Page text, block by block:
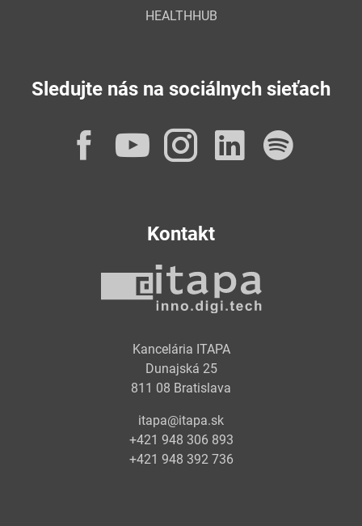
HEALTHHUB
Sledujte nás na sociálnych sieťach
Facebook
YouTube
Instagram
Kontakt
Kancelária ITAPA
Dunajská 25
811 08 Bratislava
itapa@itapa.sk
+421 948 306 893
+421 948 392 736